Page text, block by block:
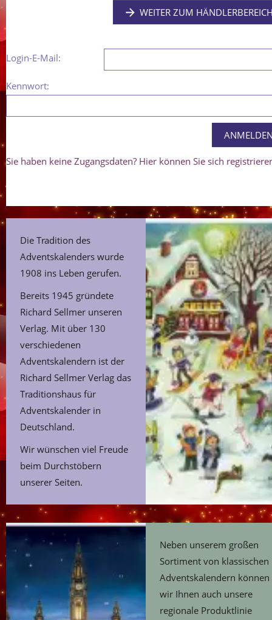
WEITER ZUM
Login-E-Mail:
Kennwort:
Sie haben keine Zugangsdaten? Hier können Sie sich
Die Tradition des
Adventskalenders wurde
1908 ins Leben gerufen.
Bereits 1945 gründete
Richard Sellmer unseren
Verlag. Mit über 130
verschiedenen
Adventskalendern ist der
Richard Sellmer Verlag das
Traditionshaus für
Adventskalender in
Deutschland.
Wir wünschen viel Freude
beim Durchstöbern
unserer Seiten.
Neben unserem großen
Sortiment von klassischen
Adventskalendern können
wir Ihnen auch unsere
regionale Produktlinie